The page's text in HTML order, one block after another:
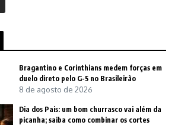
Bragantino e Corinthians medem forças em
duelo direto pelo G-5 no Brasileirão
8 de agosto de 2026
Dia dos Pais: um bom churrasco vai além da
picanha; saiba como combinar os cortes